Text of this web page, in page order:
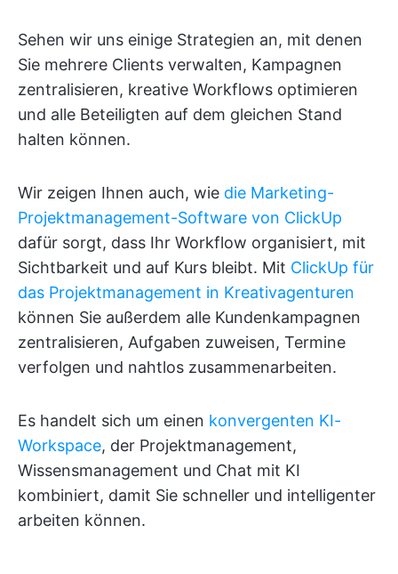
Sehen wir uns einige Strategien an, mit denen
Sie mehrere Clients verwalten, Kampagnen
zentralisieren, kreative Workflows optimieren
und alle Beteiligten auf dem gleichen Stand
halten können.
Wir zeigen Ihnen auch, wie die Marketing-
Projektmanagement-Software von ClickUp
dafür sorgt, dass Ihr Workflow organisiert, mit
Sichtbarkeit und auf Kurs bleibt. Mit ClickUp für
das Projektmanagement in Kreativagenturen
können Sie außerdem alle Kundenkampagnen
zentralisieren, Aufgaben zuweisen, Termine
verfolgen und nahtlos zusammenarbeiten.
Es handelt sich um einen konvergenten KI-
Workspace, der Projektmanagement,
Wissensmanagement und Chat mit KI
kombiniert, damit Sie schneller und intelligenter
arbeiten können.